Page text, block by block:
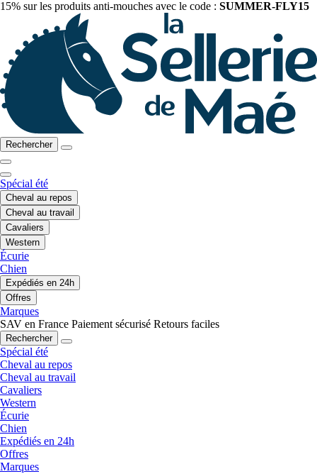
15% sur les produits anti-mouches avec le code : SUMMER-FLY15
Rechercher
Spécial été
Cheval au repos
Cheval au travail
Cavaliers
Western
Écurie
Chien
Expédiés en 24h
Offres
Marques
SAV en France Paiement sécurisé Retours faciles
Rechercher
Spécial été
Cheval au repos
Cheval au travail
Cavaliers
Western
Écurie
Chien
Expédiés en 24h
Offres
Marques